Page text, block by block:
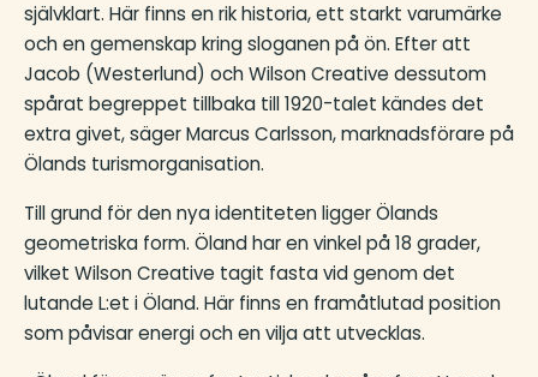
självklart. Här finns en rik historia, ett starkt varumärke
och en gemenskap kring sloganen på ön. Efter att
Jacob (Westerlund) och Wilson Creative dessutom
spårat begreppet tillbaka till 1920-talet kändes det
extra givet, säger Marcus Carlsson, marknadsförare på
Ölands turismorganisation.
Till grund för den nya identiteten ligger Ölands
geometriska form. Öland har en vinkel på 18 grader,
vilket Wilson Creative tagit fasta vid genom det
lutande L:et i Öland. Här finns en framåtlutad position
som påvisar energi och en vilja att utvecklas.